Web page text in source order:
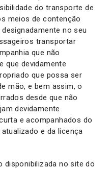
do transporte de
meios de contenção
no seu
transportar
que não
que devidamente
que possa ser
mão, e bem assim, o
desde que não
devidamente
e acompanhados do
e da licença
disponibilizada no site do